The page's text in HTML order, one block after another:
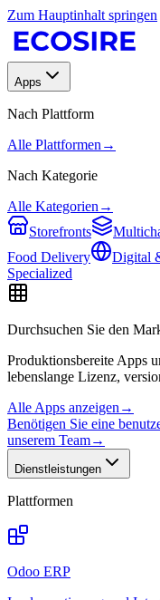
Zum Hauptinhalt springen
Apps
Nach Plattform
Alle Plattformen →
Nach Kategorie
Alle Kategorien →
Storefronts
Food Delivery
Digital
Specialized
Durchsuchen Sie den
Produktionsbereite Apps
lebenslange Lizenz,
Alle Apps anzeigen →
Benötigen Sie eine
unserem Team→
Dienstleistungen
Plattformen
Odoo ERP